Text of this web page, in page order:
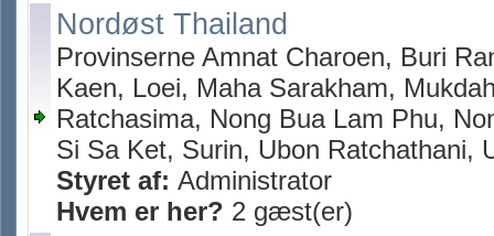
Nordøst Thailand
Provinserne Amnat Charoen, Buri
Kaen, Loei, Maha Sarakham,
Ratchasima, Nong Bua Lam Phu,
Si Sa Ket, Surin, Ubon Ratchathani,
Styret af: Administrator
Hvem er her? 2 gæst(er)